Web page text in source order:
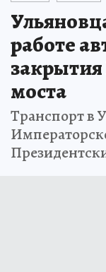
работе
моста
Транспорт в